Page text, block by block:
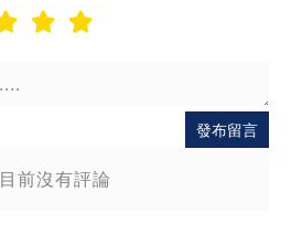
發布留言
目前沒有評論